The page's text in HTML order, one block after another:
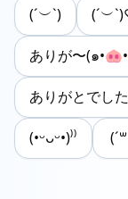
(´︶`)
ありが〜(๑
ありがとで
(•ᵕᴗᵕ•)⁾⁾